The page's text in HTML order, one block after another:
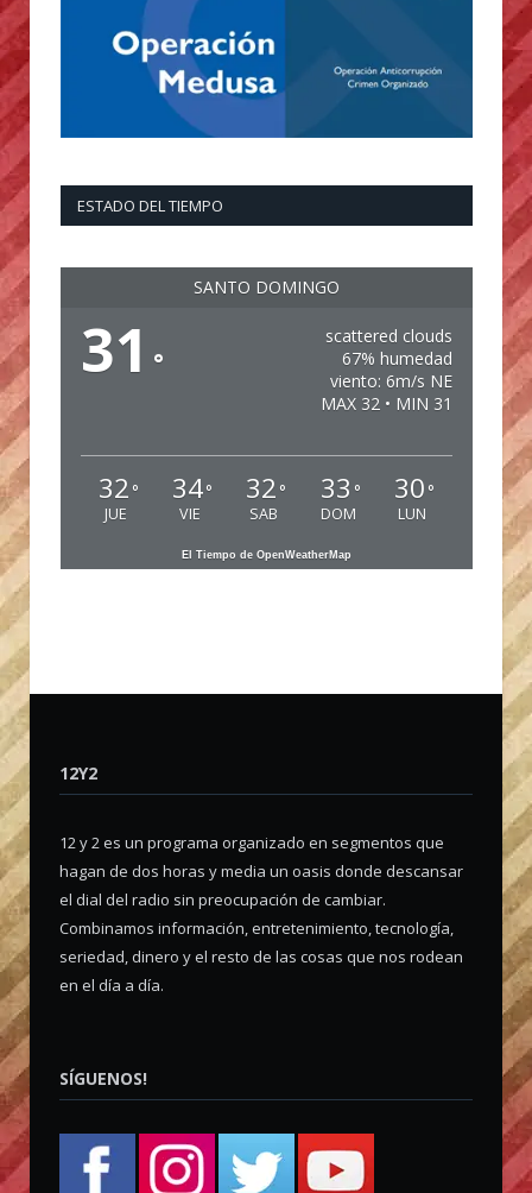
ESTADO DEL TIEMPO
SANTO DOMINGO
31 °
scattered clouds
67% humedad
viento: 6m/s NE
MAX 32 • MIN 31
32 °
JUE
34°
VIE
32 °
SAB
33 °
DOM
30 °
LUN
El Tiempo de OpenWeatherMap
12Y2
12 y 2 es un programa organizado en segmentos que
hagan de dos horas y media un oasis donde descansar
el dial del radio sin preocupación de cambiar.
Combinamos información, entretenimiento, tecnología,
seriedad, dinero y el resto de las cosas que nos rodean
en el día a día.
SÍGUENOS!